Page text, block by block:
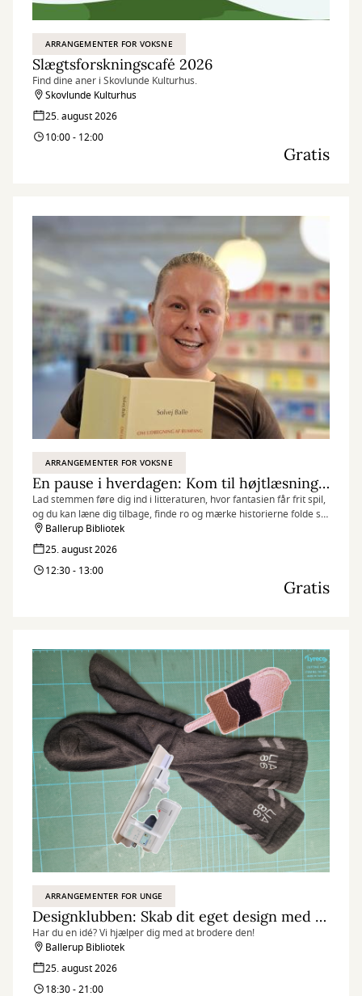
ARRANGEMENTER FOR VOKSNE
Slægtsforskningscafé 2026
Find dine aner i Skovlunde Kulturhus.
Skovlunde Kulturhus
25. august 2026
10:00 - 12:00
Gratis
ARRANGEMENTER FOR VOKSNE
En pause i hverdagen: Kom til højtlæsning og mærk historiernes nærvær
Lad stemmen føre dig ind i litteraturen, hvor fantasien får frit spil,
og du kan læne dig tilbage, finde ro og mærke historierne folde sig
ud. Ballerup Bibliotek
25. august 2026
12:30 - 13:00
Gratis
ARRANGEMENTER FOR UNGE
Designklubben: Skab dit eget design med broderi
Har du en idé? Vi hjælper dig med at brodere den!
Ballerup Bibliotek
25. august 2026
18:30 - 21:00